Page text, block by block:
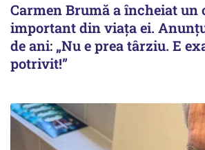
Carmen Brumă a încheiat un
important din viața ei.
de ani: „Nu e prea târziu. E
potrivit!”